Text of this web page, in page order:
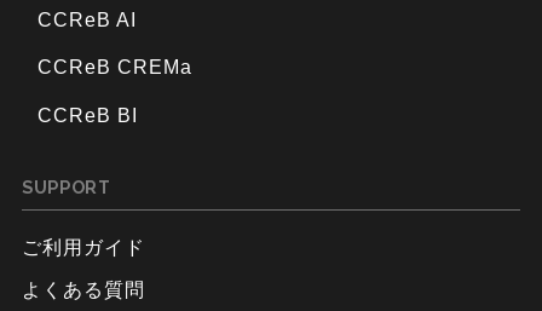
CCReB AI
CCReB CREMa
CCReB BI
SUPPORT
ご利用ガイド
よくある質問